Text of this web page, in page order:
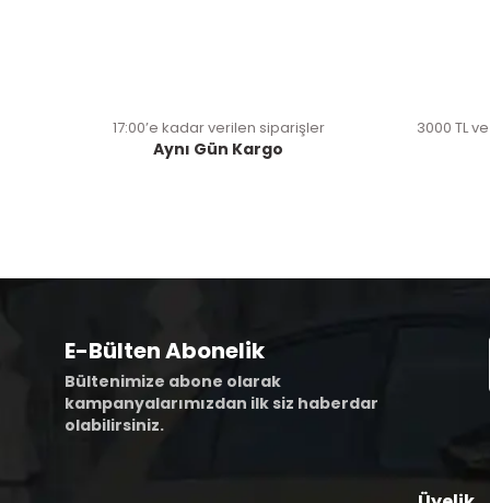
17:00’e kadar verilen siparişler
Aynı Gün Kargo
3000 TL
E-Bülten Abonelik
Bültenimize abone olarak
kampanyalarımızdan ilk siz haberdar
olabilirsiniz.